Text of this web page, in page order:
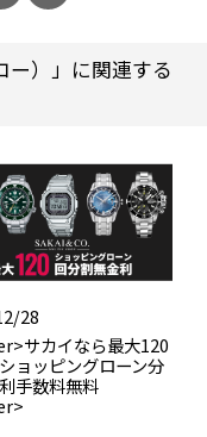
ー）」に関連する
28
サカイなら最大120
ョッピングローン分
手数料無料